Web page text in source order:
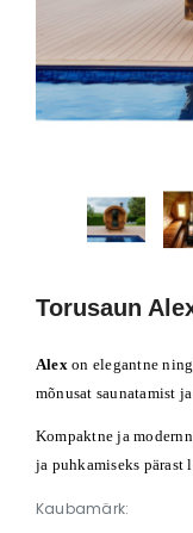
Torusaun
Alexon elegantne
mõnusat saunatamist
Kompaktne ja
ja puhkamiseks pärast
Kaubamärk: